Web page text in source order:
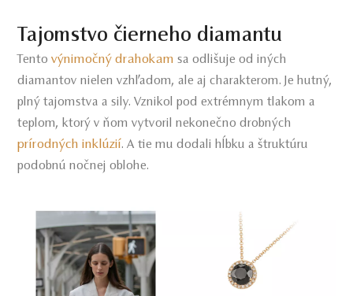
Tajomstvo čierneho diamantu
Tentovýnimočný drahokam sa odlišuje od iných
diamantov nielen vzhľadom, ale aj charakterom. Je hutný,
plný tajomstva a sily. Vznikol pod extrémnym tlakom a
teplom, ktorý v ňom vytvoril nekonečno drobných
prírodných inklúzií. A tie mu dodali hĺbku a štruktúru
podobnú nočnej oblohe.